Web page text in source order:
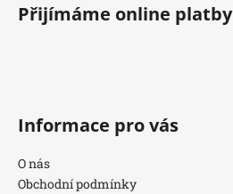
Přijímáme online platby
Informace pro vás
O nás
Obchodní podmínky